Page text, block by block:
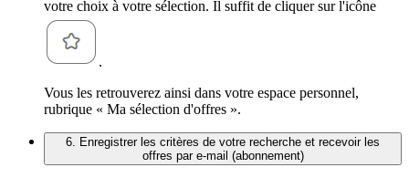
votre choix à votre sélection. Il suffit de cliquer sur l'icône
.
Vous les retrouverez ainsi dans votre espace personnel,
rubrique « Ma sélection d'offres ».
6. Enregistrer les critères de votre recherche et recevoir les
offres par e-mail (abonnement)